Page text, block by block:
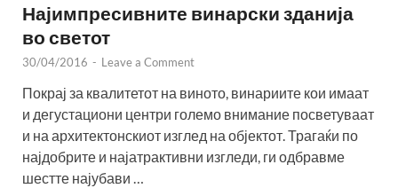
Најимпресивните винарски зданија
во светот
30/04/2016 - Leave a Comment
Покрај за квалитетот на виното, винариите кои имаат
и дегустациони центри големо внимание посветуваат
и на архитектонскиот изглед на објектот. Трагаќи по
најдобрите и најатрактивни изгледи, ги одбравме
шестте најубави …